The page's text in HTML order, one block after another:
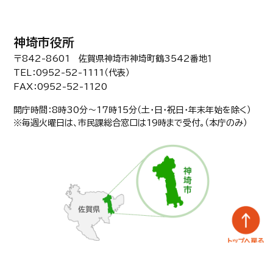
神埼市役所
〒842-8601 佐賀県神埼市神埼町鶴3542番地１
TEL：0952-52-1111（代表）
FAX：0952-52-1120
開庁時間：8時30分〜17時15分（土・日・祝日・年末年始を除く）
※毎週火曜日は、市民課総合窓口は19時まで受付。（本庁のみ）